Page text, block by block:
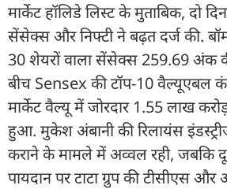
मार्केट हॉलिडे लिस्ट के मुताबिक, दो
सेंसेक्स और निफ्टी ने बढ़त दर्ज की.
30 शेयरों वाला सेंसेक्स 259.69 अंक
बीच Sensex की टॉप-10 वैल्यूएबल
मार्केट वैल्यू में जोरदार 1.55 लाख
हुआ. मुकेश अंबानी की रिलायंस
कराने के मामले में अव्वल रही, जबकि
पायदान पर टाटा ग्रुप की टीसीएस और